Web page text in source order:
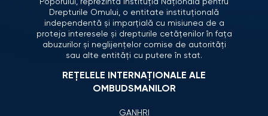
Drepturile Omului, o entitate instituțională
independentă și imparțială cu misiunea de a
proteja interesele și drepturile cetățenilor în fața
abuzurilor și neglijențelor comise de autorități
sau alte entități cu putere în stat.
REȚELELE INTERNAȚIONALE ALE
OMBUDSMANILOR
GANHRI